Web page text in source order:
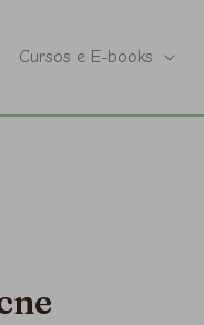
Cursos e E-books